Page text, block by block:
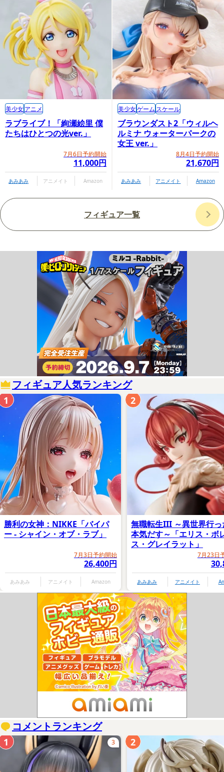
ラブライブ！「絢瀬絵里 僕
たちはひとつの光ver.」
7月6日予約開始
11,000円
美少女アニメ
あみあみ アニメイト Amazon
ブラウンダスト2「ウィルヘ
ルミナ ウォーターパークの
女王 ver.」
8月4日予約開始
21,670円
美少女ゲーム スケール
あみあみ アニメイト Amazon
フィギュア一覧
フィギュア人気ランキング
勝利の女神：NIKKE「バイパ
ー - シャイン・オブ・ラブ」
7月3日予約開始
26,400円
あみあみ アニメイト Amazon
1
無職転生III ～異世界行っ
本気だす～「エリス・ボ
ス・グレイラット」
7月23日
あみあみ アニメイト
2
コメントランキング
3
1 2